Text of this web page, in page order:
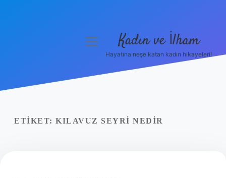
Yasal Uyarı
menüyü
Kadın ve İlham
Hayatına neşe katan kadın hikayeleri!
ETIKET: KILAVUZ SEYRI NEDIR